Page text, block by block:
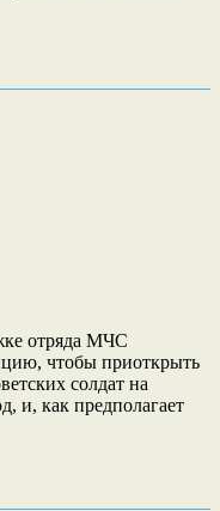
отряда МЧС
чтобы приоткрыть
солдат на
и, как предполагает